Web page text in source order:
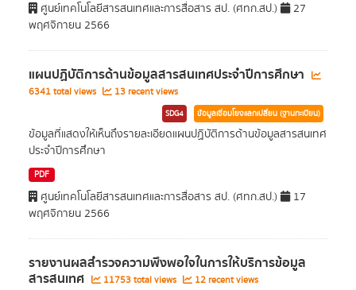
ศูนย์เทคโนโลยีสารสนเทศและการสื่อสาร สป. (ศทก.สป.)
27
พฤศจิกายน 2566
แผนปฏิบัติการด้านข้อมูลสารสนเทศประจำปีการศึกษา
6341 total views 13 recent views
SDG4 ข้อมูลเชื่อมโยงแลกเปลี่ยน (ฐานทะเบียน)
ข้อมูลที่แสดงให้เห็นถึงรายละเอียดแผนปฏิบัติการด้านข้อมูลสารสนเทศ
ประจำปีการศึกษา
PDF
ศูนย์เทคโนโลยีสารสนเทศและการสื่อสาร สป. (ศทก.สป.)
17
พฤศจิกายน 2566
รายงานผลสำรวจความพึงพอใจในการให้บริการข้อมูล
สารสนเทศ 11753 total views 12 recent views